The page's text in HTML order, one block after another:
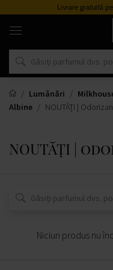
Livrare gratuită
Lumânări
Albine
NOUTĂȚI |
NOUTĂȚI |
Niciun produs nu